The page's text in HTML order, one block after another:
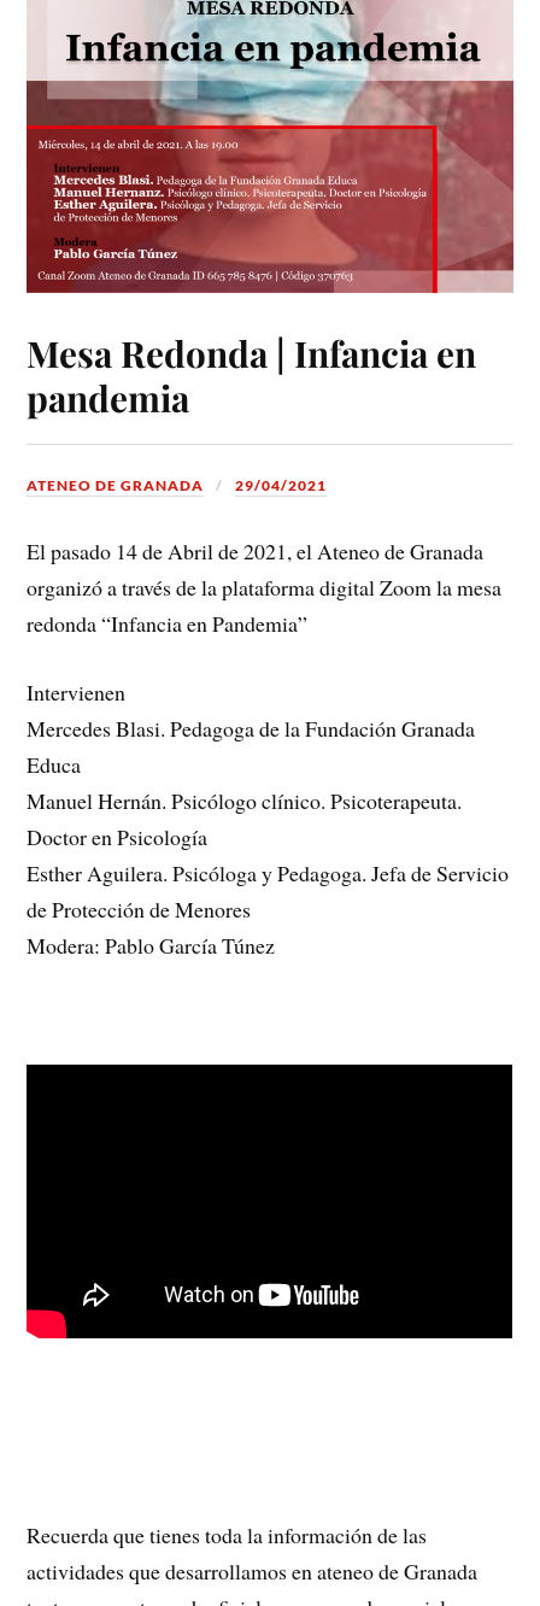
Mesa Redonda | Infancia en
pandemia
ATENEO DE GRANADA 29/04/2021
El pasado 14 de Abril de 2021, el Ateneo de Granada
organizó a través de la plataforma digital Zoom la mesa
redonda “Infancia en Pandemia”
Intervienen
Mercedes Blasi. Pedagoga de la Fundación Granada
Educa
Manuel Hernán. Psicólogo clínico. Psicoterapeuta.
Doctor en Psicología
Esther Aguilera. Psicóloga y Pedagoga. Jefa de Servicio
de Protección de Menores
Modera: Pablo García Túnez
Recuerda que tienes toda la información de las
actividades que desarrollamos en ateneo de Granada